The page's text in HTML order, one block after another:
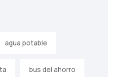
agua potable
bus del ahorro